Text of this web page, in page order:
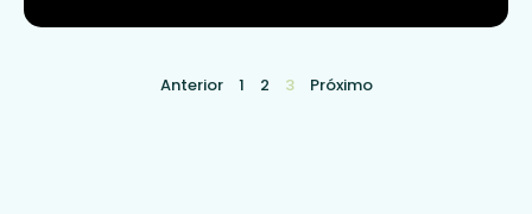
Anterior 1 2 3 Próximo